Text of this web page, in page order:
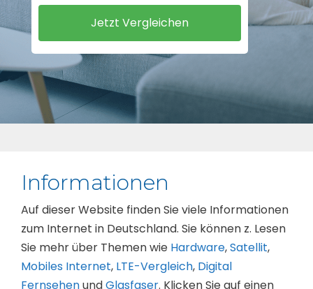
Informationen
Auf dieser Website finden Sie viele Informationen
zum Internet in Deutschland. Sie können z. Lesen
Sie mehr über Themen wie Hardware,Satellit,
Mobiles Internet, LTE-Vergleich, Digital
FernsehenundGlasfaser. Klicken Sie auf einen